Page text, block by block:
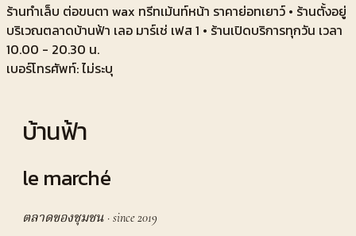
ร้านทำเล็บ ต่อขนตา wax ทรีทเม้นท์หน้า ราคาย่อทเยาว์ • ร้านตั้งอยู่
บริเวณตลาดบ้านฟ้า เลอ มาร์เช่ เฟส 1 • ร้านเปิดบริการทุกวัน เวลา
10.00 - 20.30 น.
เบอร์โทรศัพท์:ไม่ระบุ
บ้านฟ้า
le marché
ตลาดของชุมชน · since 2019